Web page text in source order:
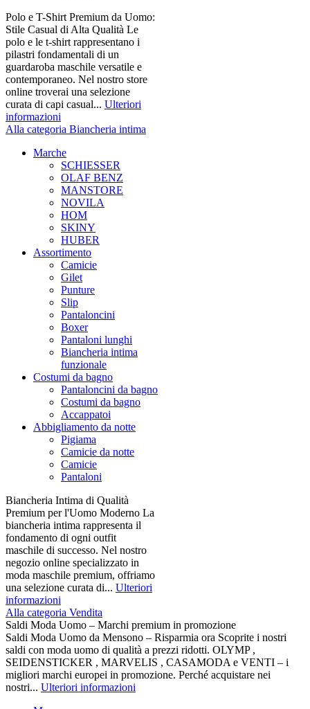
Polo e T-Shirt Premium da Uomo:
Stile Casual di Alta Qualità Le
polo e le t-shirt rappresentano i
pilastri fondamentali di un
guardaroba maschile versatile e
contemporaneo. Nel nostro store
online troverai una selezione
curata di capi casual... Ulteriori
informazioni
Alla categoria Biancheria intima
Marche
SCHIESSER
OLAF BENZ
MANSTORE
NOVILA
HOM
SKINY
HUBER
Assortimento
Camicie
Gilet
Punture
Slip
Pantaloncini
Boxer
Pantaloni lunghi
Biancheria intima
funzionale
Costumi da bagno
Pantaloncini da bagno
Costumi da bagno
Accappatoi
Abbigliamento da notte
Pigiama
Camicie da notte
Camicie
Pantaloni
Biancheria Intima di Qualità
Premium per l'Uomo Moderno La
biancheria intima rappresenta il
fondamento di ogni outfit
maschile di successo. Nel nostro
negozio online specializzato in
moda maschile premium, offriamo
una selezione curata di... Ulteriori
informazioni
Alla categoria Vendita
Saldi Moda Uomo – Marchi premium in promozione
Saldi Moda Uomo da Mensono – Risparmia ora Scoprite i nostri
saldi con moda uomo di qualità a prezzi ridotti. OLYMP ,
SEIDENSTICKER , MARVELIS , CASAMODA e VENTI – i
migliori marchi europei in promozione. Perché acquistare nei
nostri... Ulteriori informazioni